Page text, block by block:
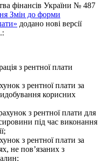
фінансів України № 487
Змін до форми
додано нові версії
з рентної плати
з рентної плати за
корисних
з рентної плати для
під час виконання
з рентної плати за
не пов’язаних з